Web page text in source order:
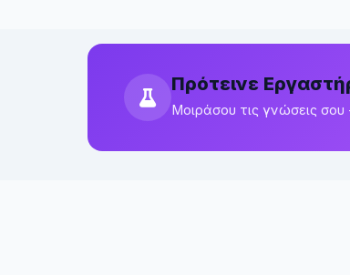
Πρότεινε
Μοιράσου τις γνώσεις